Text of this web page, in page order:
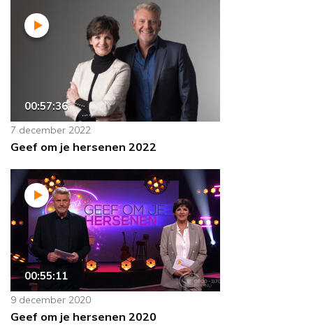
00:57:36
7 december 2022
Geef om je hersenen 2022
00:55:11
9 december 2020
Geef om je hersenen 2020